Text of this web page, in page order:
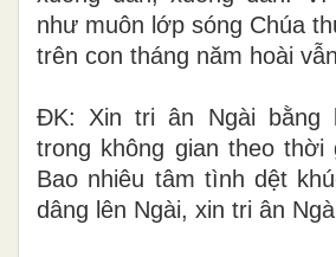
như muôn lớp sóng Chúa
trên con tháng năm hoài
ĐK: Xin tri ân Ngài bằng
trong không gian theo thời
Bao nhiêu tâm tình dệt
dâng lên Ngài, xin tri ân